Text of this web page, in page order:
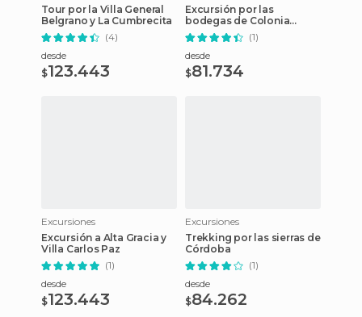
Tour por la Villa General
Belgrano y La Cumbrecita
(4)
desde
$123.443
Excursión por las
bodegas de Colonia
Caroya
(1)
desde
$81.734
Excursiones
Excursión a Alta Gracia y
Villa Carlos Paz
(1)
desde
$123.443
Excursiones
Trekking por las sierras de
Córdoba
(1)
desde
$84.262